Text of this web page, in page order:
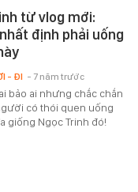
từ vlog mới:
định phải uống
bảo ai nhưng chắc chắn
có thói quen uống
giống Ngọc Trinh đó!
- ĐI - 7 năm trước